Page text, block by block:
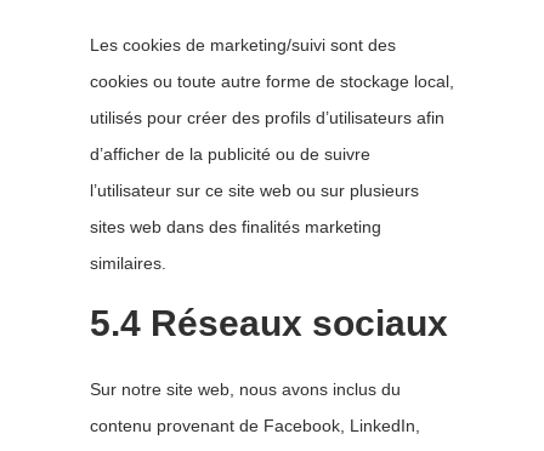
Les cookies de marketing/suivi sont des
cookies ou toute autre forme de stockage local,
utilisés pour créer des profils d’utilisateurs afin
d’afficher de la publicité ou de suivre
l’utilisateur sur ce site web ou sur plusieurs
sites web dans des finalités marketing
similaires.
5.4 Réseaux sociaux
Sur notre site web, nous avons inclus du
contenu provenant de Facebook, LinkedIn,